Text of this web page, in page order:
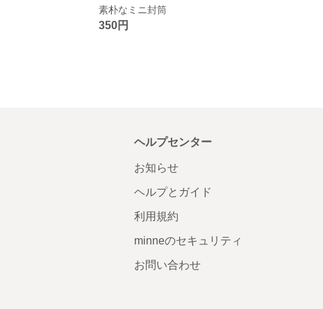
素朴なミニ封筒
350円
ヘルプセンター
お知らせ
ヘルプとガイド
利用規約
minneのセキュリティ
お問い合わせ